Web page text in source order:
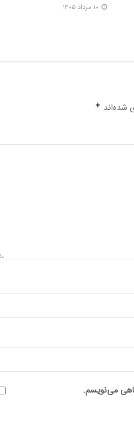
۱۰ مرداد ۱۴۰۵
شده‌اند *
می‌نویسم.